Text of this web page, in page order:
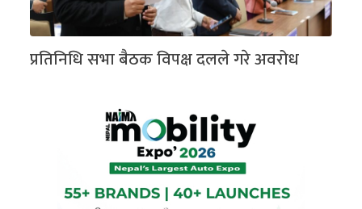
प्रतिनिधि सभा बैठक विपक्ष दलले गरे अवरोध